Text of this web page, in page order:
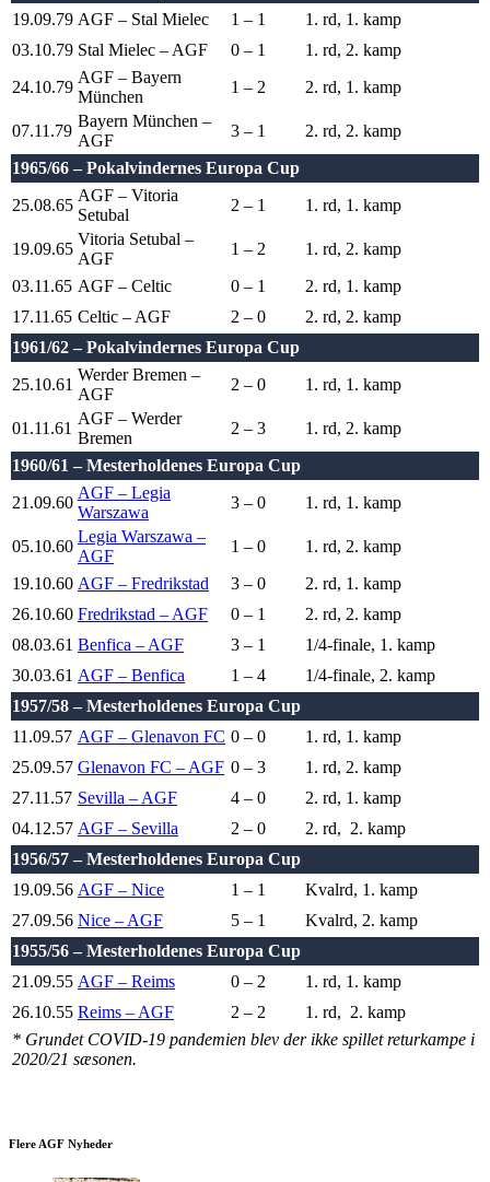
19.09.79 AGF – Stal Mielec 1 – 1
1. rd, 1. kamp
03.10.79 Stal Mielec – AGF 0 – 1
1. rd, 2. kamp
24.10.79
AGF – Bayern
München
1 – 2 2. rd, 1. kamp
07.11.79
Bayern München –
AGF
3 – 1
2. rd, 2. kamp
1965/66 – Pokalvindernes Europa Cup
25.08.65
AGF – Vitoria
Setubal
2 – 1 1. rd, 1. kamp
19.09.65
Vitoria Setubal –
AGF
1 – 2
1. rd, 2. kamp
03.11.65 AGF – Celtic 0 – 1
2. rd, 1. kamp
17.11.65 Celtic – AGF 2 – 0
2. rd, 2. kamp
1961/62 – Pokalvindernes Europa Cup
25.10.61
Werder Bremen –
AGF
2 – 0 1. rd, 1. kamp
01.11.61
AGF – Werder
Bremen
2 – 3
1. rd, 2. kamp
1960/61 – Mesterholdenes Europa Cup
21.09.60
AGF – Legia
Warszawa
3 – 0 1. rd, 1. kamp
05.10.60
Legia Warszawa –
AGF
1 – 0
1. rd, 2. kamp
19.10.60 AGF – Fredrikstad 3 – 0
2. rd, 1. kamp
26.10.60 Fredrikstad – AGF 0 – 1
2. rd, 2. kamp
08.03.61 Benfica – AGF 3 – 1
1/4-finale, 1. kamp
30.03.61 AGF – Benfica 1 – 4
1/4-finale, 2. kamp
1957/58 – Mesterholdenes Europa Cup
11.09.57 AGF – Glenavon FC 0 – 0
1. rd, 1. kamp
25.09.57 Glenavon FC – AGF 0 – 3
1. rd, 2. kamp
27.11.57 Sevilla – AGF 4 – 0
2. rd, 1. kamp
04.12.57 AGF – Sevilla 2 – 0
2. rd, 2. kamp
1956/57 – Mesterholdenes Europa Cup
19.09.56 AGF – Nice 1 – 1
Kvalrd, 1. kamp
27.09.56 Nice – AGF 5 – 1
Kvalrd, 2. kamp
1955/56 – Mesterholdenes Europa Cup
21.09.55 AGF – Reims 0 – 2
1. rd, 1. kamp
26.10.55 Reims – AGF 2 – 2
1. rd, 2. kamp
* Grundet COVID-19 pandemien blev der ikke spillet returkampe i
2020/21 sæsonen.
Flere AGF Nyheder